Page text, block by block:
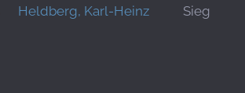
Heldberg, Karl-Heinz Sieg